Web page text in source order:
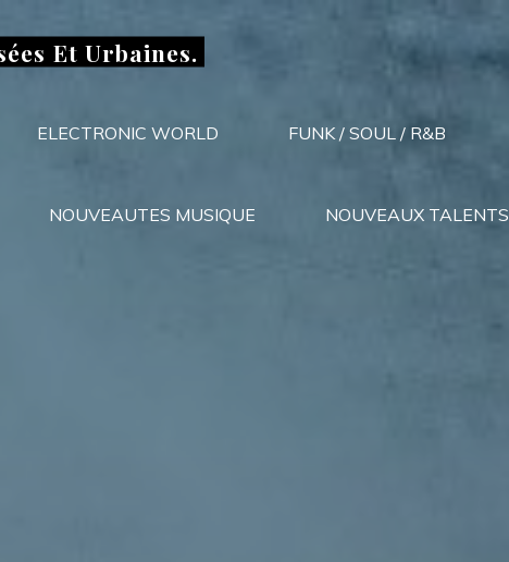
Et Urbaines.
ELECTRONIC WORLD FUNK / SOUL / R&B
NOUVEAUTES MUSIQUE NOUVEAUX TALENTS